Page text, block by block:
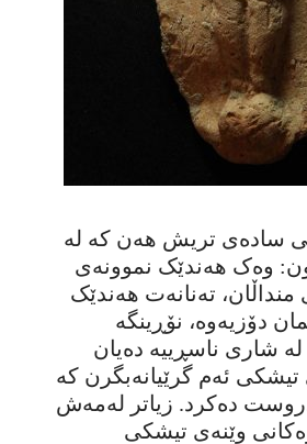
سادەی تریش هەن کە لە
وەک هەندێک نموونەی
منداڵان، تەنانەت هەندێک
دۆزیەوە، نۆڕینگە
شاری ناسڕییە دەیان
تیشکی ئەم گرێیانەبگرن کە
دەکرد. زیاتر لەمەش
وێنەی تیشکی